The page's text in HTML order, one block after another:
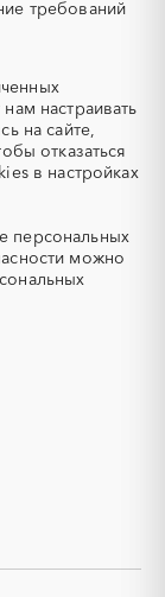
продукция
профили
область
область
область
область
требований
настраивать
на сайте,
отказаться
в настройках
персональных
можно